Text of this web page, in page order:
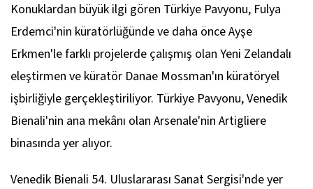
Konuklardan büyük ilgi gören Türkiye Pavyonu, Fulya
Erdemci'nin küratörlüğünde ve daha önce Ayşe
Erkmen'le farklı projelerde çalışmış olan Yeni Zelandalı
eleştirmen ve küratör Danae Mossman'ın küratöryel
işbirliğiyle gerçekleştiriliyor. Türkiye Pavyonu, Venedik
Bienali'nin ana mekânı olan Arsenale'nin Artigliere
binasında yer alıyor.
Venedik Bienali 54. Uluslararası Sanat Sergisi'nde yer